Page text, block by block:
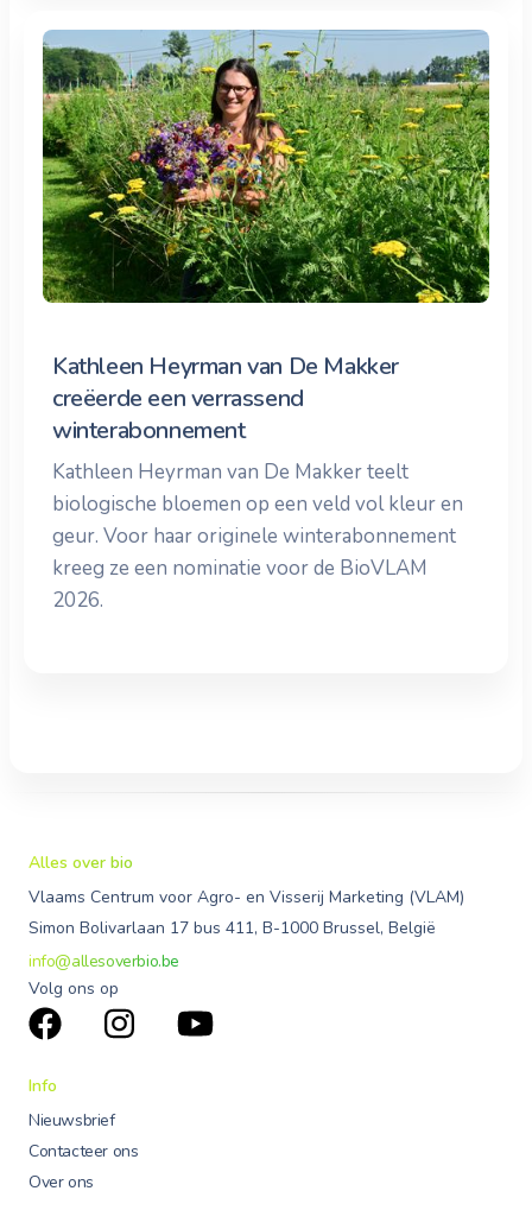
Kathleen Heyrman van De Makker
creëerde een verrassend
winterabonnement
Kathleen Heyrman van De Makker teelt
biologische bloemen op een veld vol kleur en
geur. Voor haar originele winterabonnement
kreeg ze een nominatie voor de BioVLAM
2026.
Alles over bio
Vlaams Centrum voor Agro- en Visserij Marketing (VLAM)
Simon Bolivarlaan 17 bus 411, B-1000 Brussel, België
info@allesoverbio.be
Volg ons op
Info
Nieuwsbrief
Contacteer ons
Over ons